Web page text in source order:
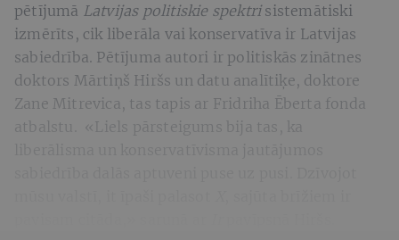
pētījumā Latvijas politiskie spektri sistemātiski
izmērīts, cik liberāla vai konservatīva ir Latvijas
sabiedrība. Pētījuma autori ir politiskās zinātnes
doktors Mārtiņš Hiršs un datu analītiķe, doktore
Zane Mitrevica, tas tapis ar Fridriha Ēberta fonda
atbalstu. «Liels pārsteigums bija tas, ka